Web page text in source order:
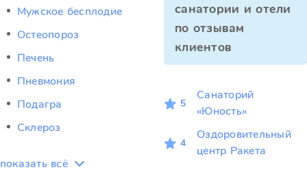
Мужское бесплодие
Остеопороз
Печень
Пневмония
Подагра
Склероз
показать всё
санатории и отели
по отзывам
клиентов
5
Санаторий
«Юность»
4
Оздоровительный
центр Ракета